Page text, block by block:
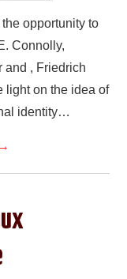
opportunity to
Connolly,
and , Friedrich
light on the idea of
identity…
→